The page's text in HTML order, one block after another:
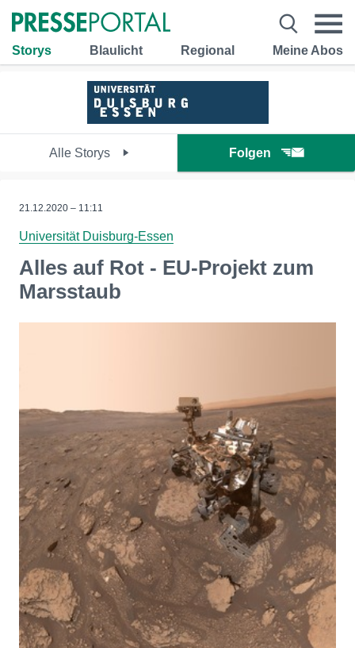
Storys Blaulicht Regional Meine Abos
Alle Storys Folgen
21.12.2020 – 11:11
Universität Duisburg-Essen
Alles auf Rot - EU-Projekt zum
Marsstaub